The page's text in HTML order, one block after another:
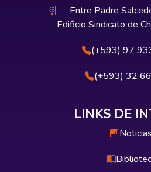
Entre Padre
Edificio Sindicato de
(+593) 97
(+593) 32
LINKS DE
Noticias